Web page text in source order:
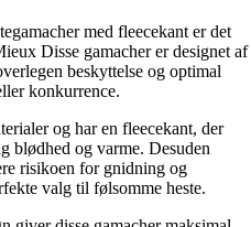
med fleecekant er det
Disse gamacher er designet af
beskyttelse og optimal
konkurrence.
og har en fleecekant, der
blødhed og varme. Desuden
risikoen for gnidning og
valg til følsomme heste.